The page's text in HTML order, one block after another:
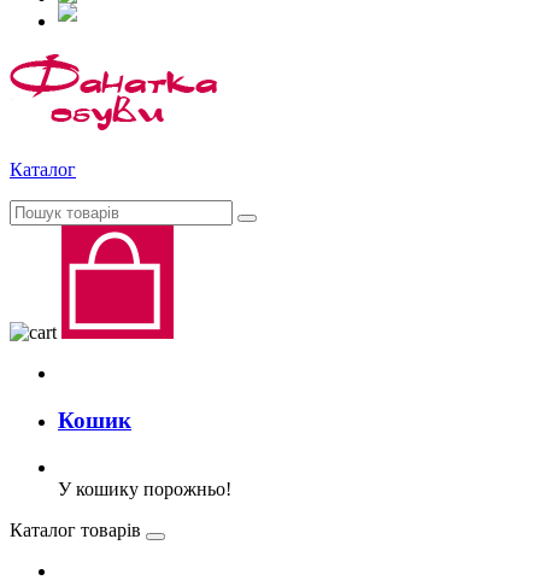
Каталог
Кошик
У кошику порожньо!
Каталог товарів